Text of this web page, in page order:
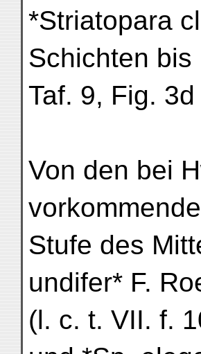
*Striatopara
Schichten
Taf. 9, Fig.
Von den bei
Stufe des
undifer* F.
(l. c. t. VII. f.